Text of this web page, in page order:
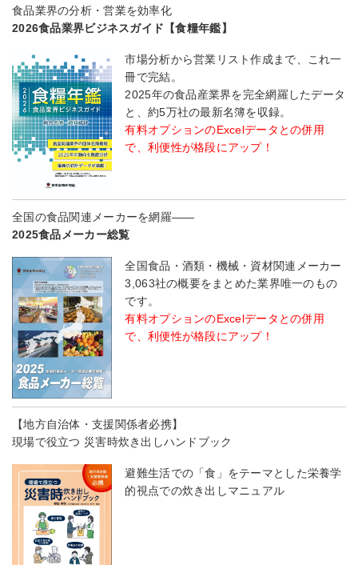
食品業界の分析・営業を効率化
2026食品業界ビジネスガイド【食糧年鑑】
市場分析から営業リスト作成まで、これ一
冊で完結。
2025年の食品産業界を完全網羅したデータ
と、約5万社の最新名簿を収録。
有料オプションのExcelデータとの併用
で、利便性が格段にアップ！
全国の食品関連メーカーを網羅――
2025食品メーカー総覧
全国食品・酒類・機械・資材関連メーカー
3,063社の概要をまとめた業界唯一のもの
です。
有料オプションのExcelデータとの併用
で、利便性が格段にアップ！
【地方自治体・支援関係者必携】
現場で役立つ 災害時炊き出しハンドブック
避難生活での「食」をテーマとした栄養学
的視点での炊き出しマニュアル